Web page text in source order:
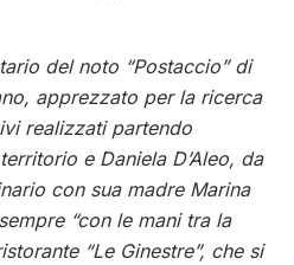
del noto “Postaccio” di
apprezzato per la ricerca
realizzati partendo
e Daniela D’Aleo, da
con sua madre Marina
“con le mani tra la
“Le Ginestre”, che si